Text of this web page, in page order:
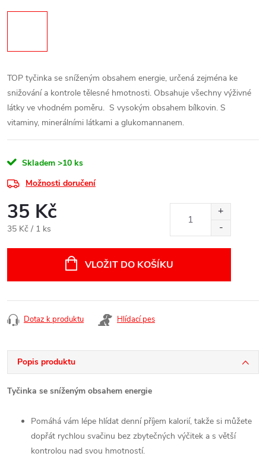
TOP tyčinka se sníženým obsahem energie, určená zejména ke
snižování a kontrole tělesné hmotnosti. Obsahuje všechny výživné
látky ve vhodném poměru. S vysokým obsahem bílkovin. S
vitaminy, minerálními látkami a glukomannanem.
Skladem >10 ks
Možnosti doručení
35 Kč
Měrná
35 Kč / 1 ks
VLOŽIT DO KOŠÍKU
Dotaz k produktu Hlídací pes
Popis produktu
Tyčinka se sníženým obsahem energie
Pomáhá vám lépe hlídat denní příjem kalorií, takže si můžete
dopřát rychlou svačinu bez zbytečných výčitek a s větší
kontrolou nad svou hmotností.